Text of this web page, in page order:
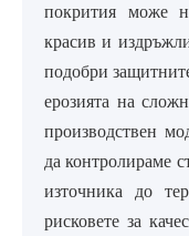
покрития може
красив и
подобри
ерозията на
производствен
да контролираме
източника до
рисковете за